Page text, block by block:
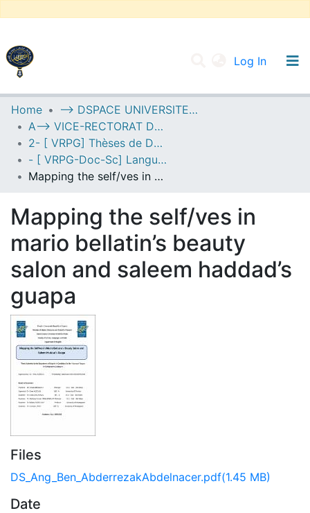
Log In
UNIVERSITY OF D.L SIDI BEL ABBES
Communities & Collections
All of DSpace
Statistics
Home
--> DSPACE UNIVERSITE DJILALLI LIABES DE SIDI BEL ABBES
A--> VICE-RECTORAT DE LA POST-GRADUATION
2- [ VRPG] Thèses de Doctorat en Sciences
- [ VRPG-Doc-Sc] Langue et littérature anglaise --- لغة وأدب إنجليزي
Mapping the self/ves in mario bellatin’s beauty salon and saleem haddad’s guapa
Mapping the self/ves in
mario bellatin’s beauty
salon and saleem haddad’s
guapa
Files
DS_Ang_Ben_AbderrezakAbdelnacer.pdf(1.45 MB)
Date